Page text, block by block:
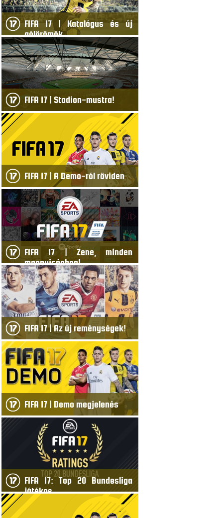
FIFA 17 | Katalógus és új
gólörömök
FIFA 17 | Stadion-mustra!
FIFA 17 | A Demo-ról röviden
FIFA 17 | Zene, minden
mennyiségben!
FIFA 17 | Az új reménységek!
FIFA 17 | Demo megjelenés
FIFA 17: Top 20 Bundesliga
játékos